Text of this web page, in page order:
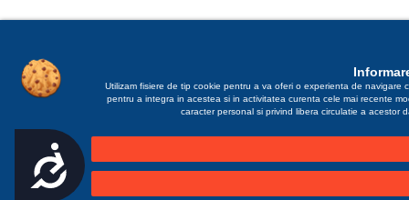
Accesibilitate
Utilizam fisiere de tip cookie pentru a va oferi o experienta de navigare
pentru a integra in acestea si in activitatea curenta cele mai recente
caracter personal si privind libera circulatie a acestor